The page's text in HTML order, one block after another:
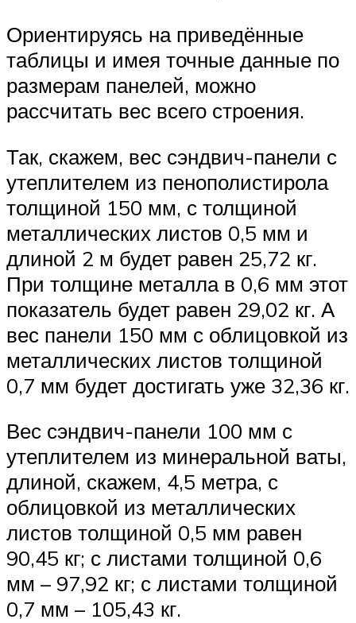
Ориентируясь на приведённые
таблицы и имея точные данные по
размерам панелей, можно
рассчитать вес всего строения.
Так, скажем, вес сэндвич-панели с
утеплителем из пенополистирола
толщиной 150 мм, с толщиной
металлических листов 0,5 мм и
длиной 2 м будет равен 25,72 кг.
При толщине металла в 0,6 мм этот
показатель будет равен 29,02 кг. А
вес панели 150 мм с облицовкой из
металлических листов толщиной
0,7 мм будет достигать уже 32,36 кг.
Вес сэндвич-панели 100 мм с
утеплителем из минеральной ваты,
длиной, скажем, 4,5 метра, с
облицовкой из металлических
листов толщиной 0,5 мм равен
90,45 кг; с листами толщиной 0,6
мм – 97,92 кг; с листами толщиной
0,7 мм – 105,43 кг.